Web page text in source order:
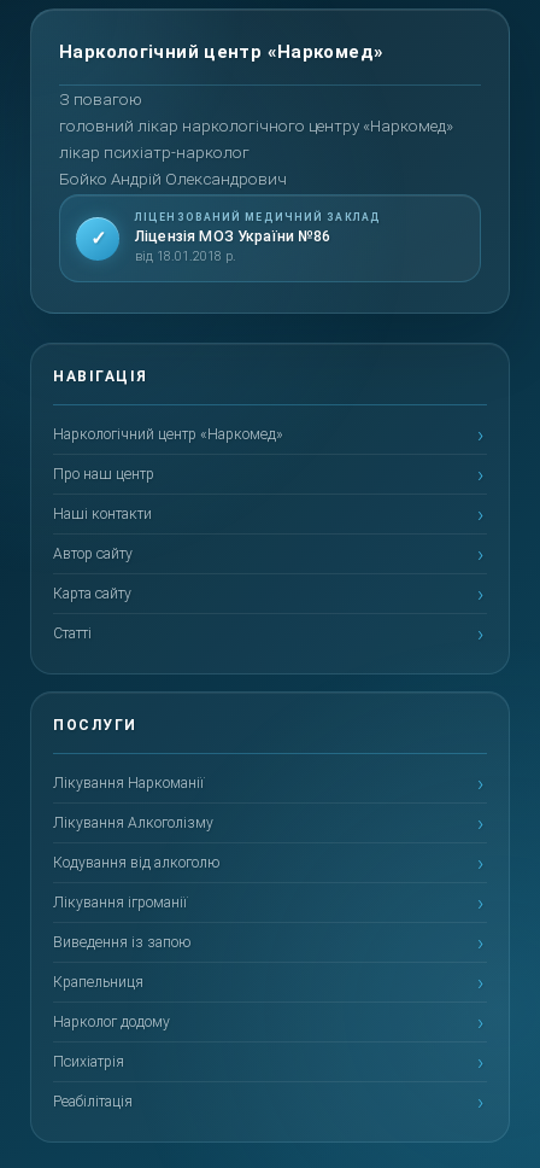
З повагою
головний лікар наркологічного центру «Наркомед»
лікар психіатр-нарколог
Бойко Андрій Олександрович
✓
ЛІЦЕНЗОВАНИЙ МЕДИЧНИЙ ЗАКЛАД
Ліцензія МОЗ України №86
від 18.01.2018 р.
Наркологічний центр «Наркомед»
Про наш центр
Наші контакти
Автор сайту
Карта сайту
Статті
Лікування Наркоманії
Лікування Алкоголізму
Кодування від алкоголю
Лікування ігроманії
Виведення із запою
Крапельниця
Нарколог додому
Психіатрія
Реабілітація